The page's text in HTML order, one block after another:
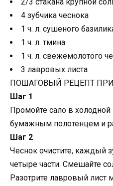
2/3 стакана крупной
4 зубчика чеснока
1 ч. л. сушеного
1 ч. л. тмина
1 ч. л. свежемолотого
3 лавровых листа
ПОШАГОВЫЙ РЕЦЕПТ
Шаг 1
Промойте сало в
бумажным полотенцем и
Шаг 2
Чеснок очистите, каждый
четыре части. Смешайте
Разотрите лавровый лист